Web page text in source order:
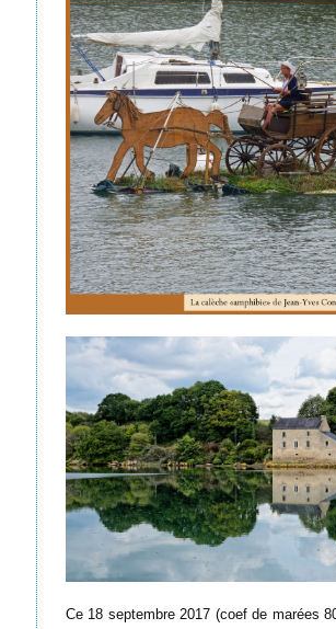
Ce 18 septembre 2017 (coef de marées